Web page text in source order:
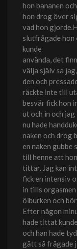
hon bananen
hon drog över
vad hon
slutfrågade hon
kunde
använda, det
välja själv sa
den och
räckte inte till
besvär fick hon
ut och in och
nu hade
naken och drog
en naken gubbe
till henne att
tittar. Jag kan
fick en intensiv
in tills
ölburken och
Efter någon
hade tittat
och han hade
gått så frågade